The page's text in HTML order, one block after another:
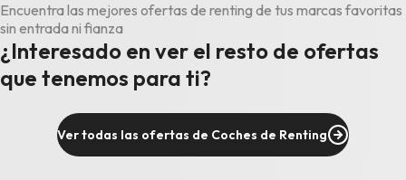
Encuentra las mejores ofertas de renting de tus marcas favoritas
sin entrada ni fianza
¿Interesado en ver el resto de ofertas
que tenemos para ti?
Ver todas las ofertas de Coches de Renting